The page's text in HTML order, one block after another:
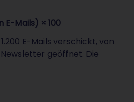
Mails) × 100
E-Mails verschickt, von
geöffnet. Die